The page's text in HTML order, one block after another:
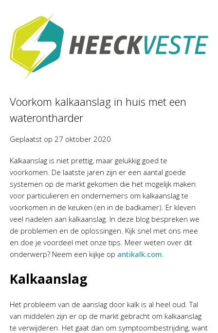
Voorkom kalkaanslag in huis met een
waterontharder
Geplaatst op 27 oktober 2020
Kalkaanslag is niet prettig, maar gelukkig goed te
voorkomen. De laatste jaren zijn er een aantal goede
systemen op de markt gekomen die het mogelijk maken
voor particulieren en ondernemers om kalkaanslag te
voorkomen in de keuken (en in de badkamer). Er kleven
veel nadelen aan kalkaanslag. In deze blog bespreken we
de problemen en de oplossingen. Kijk snel met ons mee
en doe je voordeel met onze tips. Meer weten over dit
onderwerp? Neem een kijkje op antikalk.com.
Kalkaanslag
Het probleem van de aanslag door kalk is al heel oud. Tal
van middelen zijn er op de markt gebracht om kalkaanslag
te verwijderen. Het gaat dan om symptoombestrijding, want